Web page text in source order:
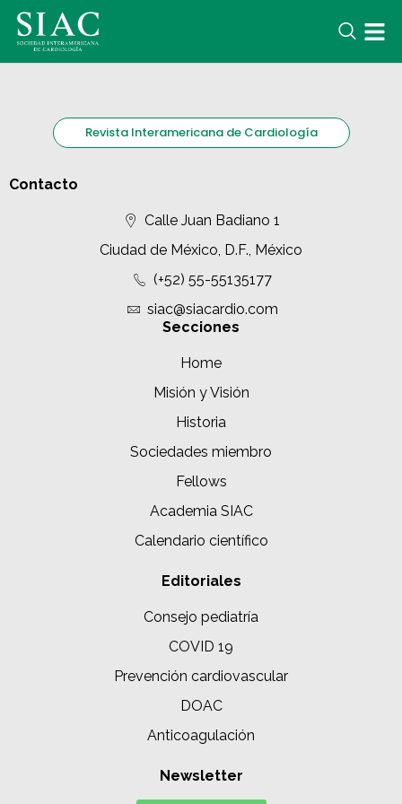
Revista Interamericana de Cardiología
Contacto
Calle Juan Badiano 1
Ciudad de México, D.F., México
(+52) 55-55135177
siac@siacardio.com
Secciones
Home
Misión y Visión
Historia
Sociedades miembro
Fellows
Academia SIAC
Calendario científico
Editoriales
Consejo pediatría
COVID 19
Prevención cardiovascular
DOAC
Anticoagulación
Newsletter